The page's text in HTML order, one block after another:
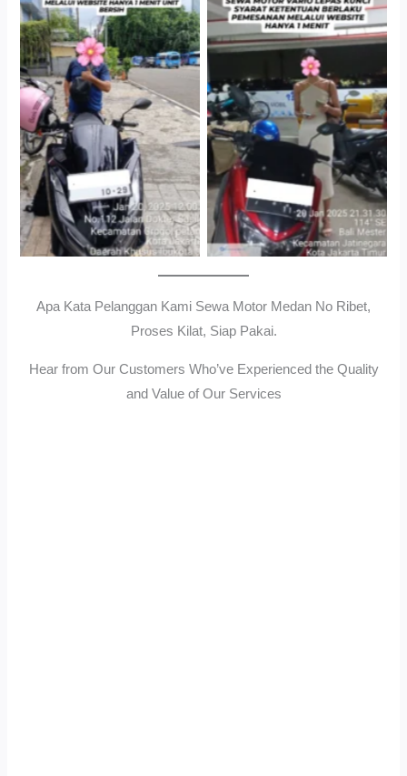
Antar Jemput Kendaraan
Cityplaza Jatinegara
Gedung Parkir P6ASewa
Motor Medan Sunggal No
Ribet, Proses Kilat, Siap
Pakai.
Apa Kata Pelanggan Kami Sewa Motor Medan No Ribet,
Proses Kilat, Siap Pakai.
Hear from Our Customers Who’ve Experienced the Quality
and Value of Our Services